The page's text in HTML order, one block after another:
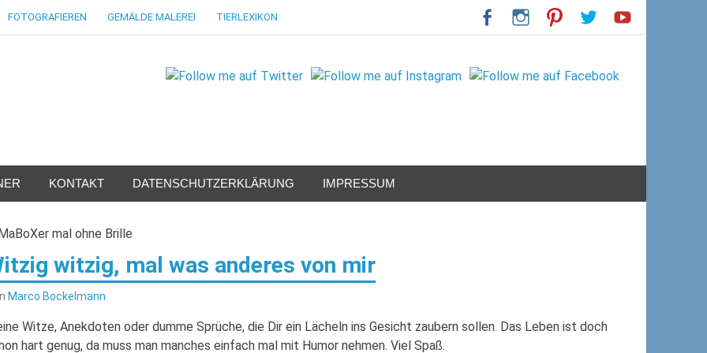
FOTOGRAFIEREN GEMÄLDE MALEREI TIERLEXIKON
KONTAKT DATENSCHUTZERKLÄRUNG IMPRESSUM
witzig, mal was anderes von mir
Marco Bockelmann
Witze, Anekdoten oder dumme Sprüche, die Dir ein Lächeln ins Gesicht zaubern sollen. Das Leben ist doch
hart genug, da muss man manches einfach mal mit Humor nehmen. Viel Spaß.